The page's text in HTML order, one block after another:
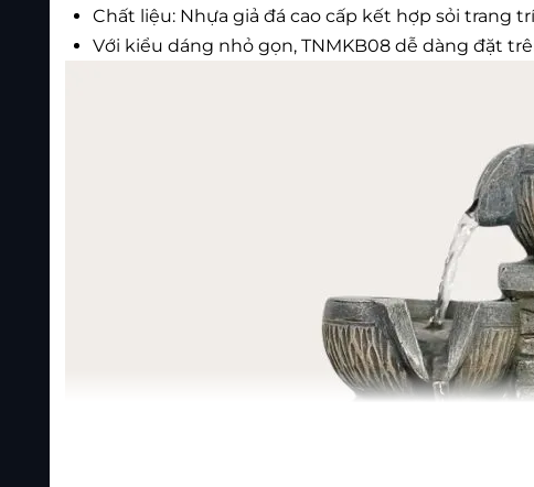
Chất liệu: Nhựa giả đá cao cấp kết hợp sỏi trang
Với kiểu dáng nhỏ gọn, TNMKB08 dễ dàng đặt